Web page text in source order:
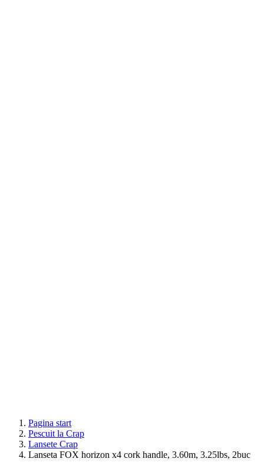
Pagina start
Pescuit la Crap
Lansete Crap
Lanseta FOX horizon x4 cork handle, 3.60m, 3.25lbs, 2buc